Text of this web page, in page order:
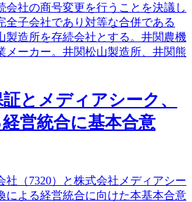
会社の商号変更を行うことを決議し
全子会社であり対等な合併である
製造所を存続会社とする。井関農機
メーカー。井関松山製造所、井関熊
とメディアシーク、
営統合に基本合意
社（7320）と株式会社メディアシー
による経営統合に向けた本基本合意